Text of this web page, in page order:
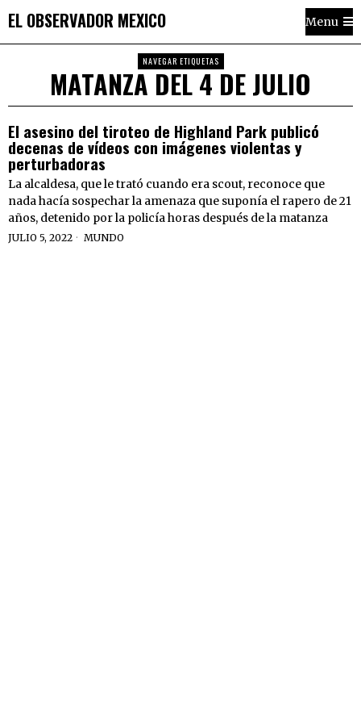
EL OBSERVADOR MEXICO Menu
NAVEGAR ETIQUETAS
MATANZA DEL 4 DE JULIO
El asesino del tiroteo de Highland Park publicó
decenas de vídeos con imágenes violentas y
perturbadoras
La alcaldesa, que le trató cuando era scout, reconoce que
nada hacía sospechar la amenaza que suponía el rapero de 21
años, detenido por la policía horas después de la matanza
JULIO 5, 2022 MUNDO